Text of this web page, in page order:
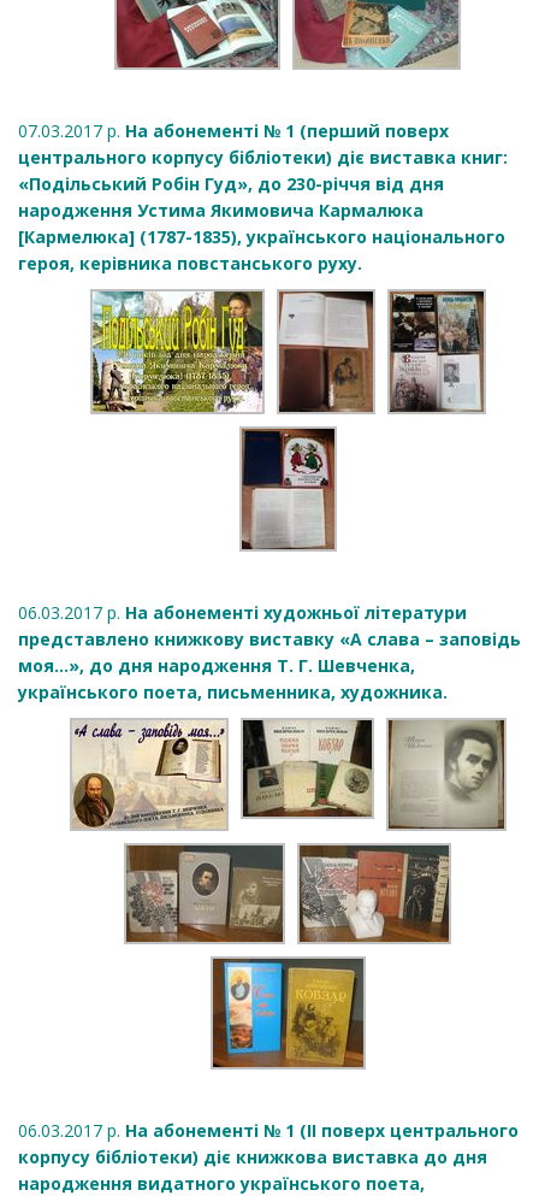
07.03.2017 р. На абонементі № 1 (перший поверх
центрального корпусу бібліотеки) діє виставка книг:
«Подільський Робін Гуд», до 230-річчя від дня
народження Устима Якимовича Кармалюка
[Кармелюка] (1787-1835), українського національного
героя, керівника повстанського руху.
06.03.2017 р. На абонементі художньої літератури
представлено книжкову виставку «А слава – заповідь
моя…», до дня народження Т. Г. Шевченка,
українського поета, письменника, художника.
06.03.2017 р. На абонементі № 1 (ІІ поверх центрального
корпусу бібліотеки) діє книжкова виставка до дня
народження видатного українського поета,